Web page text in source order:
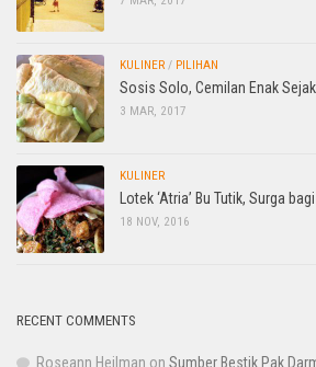
KULINER / PILIHAN
Sosis Solo, Cemilan Enak
3 MAR, 2017
KULINER
Lotek ‘Atria’ Bu Tutik, Surga
18 NOV, 2016
RECENT COMMENTS
Roseann Heilman on Sumber Bestik Pak